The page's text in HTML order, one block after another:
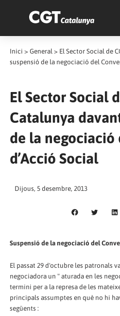
Inici > General > El Sector Social de
suspensió de la negociació del
El Sector Social
Catalunya
de la negociació
d’Acció Social
Dijous, 5 desembre, 2013
Suspensió de la negociació del
El passat 29 d'octubre les patronals
negociadora un " aturada en les
termini per a la represa de les
principals assumptes en què no hi
següents :